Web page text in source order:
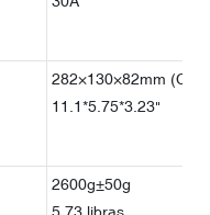
282×130×82mm (C,L,
11.1*5.75*3.23"
2600g±50g
5.73 libras